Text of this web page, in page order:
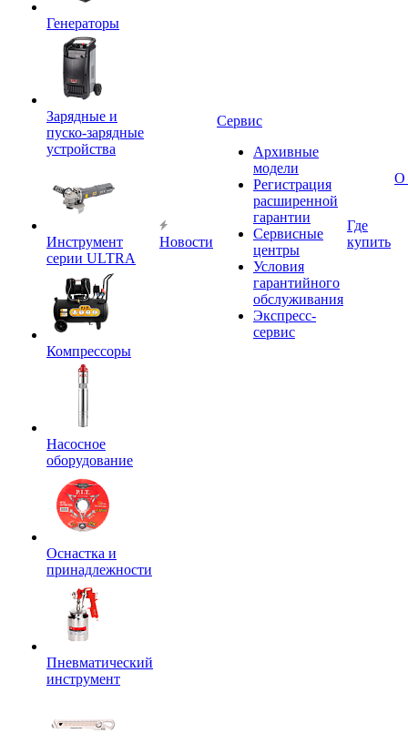
Генераторы
Зарядные и
пуско-зарядные
устройства
Инструмент
серии ULTRA
Компрессоры
Насосное
оборудование
Оснастка и
принадлежности
Пневматический
инструмент
Новости
Сервис
Архивные
модели
Регистрация
расширенной
гарантии
Сервисные
центры
Условия
гарантийного
обслуживания
Экспресс-
сервис
Где
купить
О